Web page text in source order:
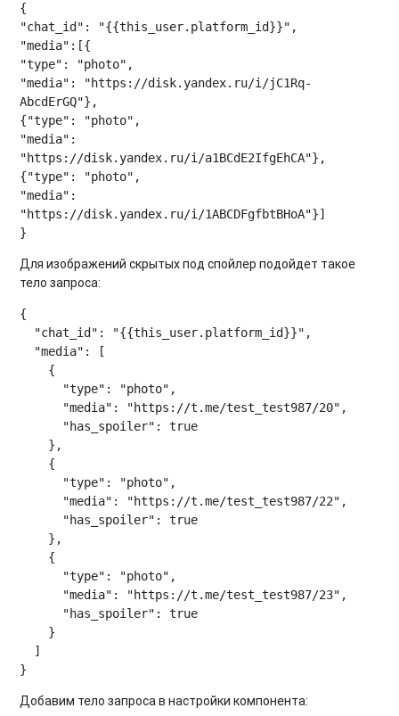
{
"chat_id": "{{this_user.platform_id}}",
"media":[{
"type": "photo",
"media": "https://disk.yandex.ru/i/jC1Rq-
AbcdErGQ"},
{"type": "photo",
"media":
"https://disk.yandex.ru/i/a1BCdE2IfgEhCA"},
{"type": "photo",
"media":
"https://disk.yandex.ru/i/1ABCDFgfbtBHoA"}]
Для изображений скрытых под спойлер подойдет такое
тело запроса:
{
Добавим тело запроса в настройки компонента: